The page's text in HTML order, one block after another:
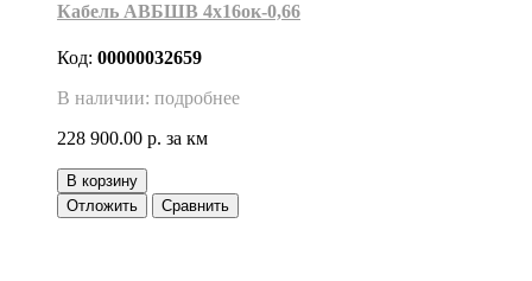
Кабель АВБШВ 4х16ок-0,66
Код: 00000032659
В наличии: подробнее
228 900.00 р. за км
В корзину
Отложить
Сравнить